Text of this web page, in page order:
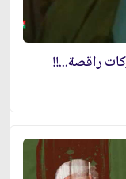
راقصة...!!